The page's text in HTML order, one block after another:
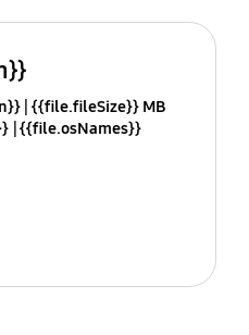
{{file.fileSize}} MB
{{file.osNames}}